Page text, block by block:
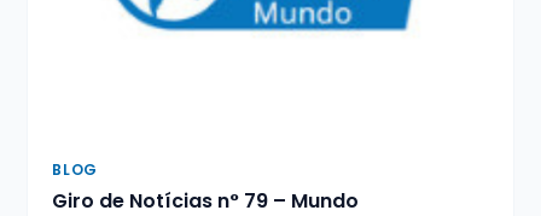
BLOG
Giro de Notícias n° 79 – Mundo